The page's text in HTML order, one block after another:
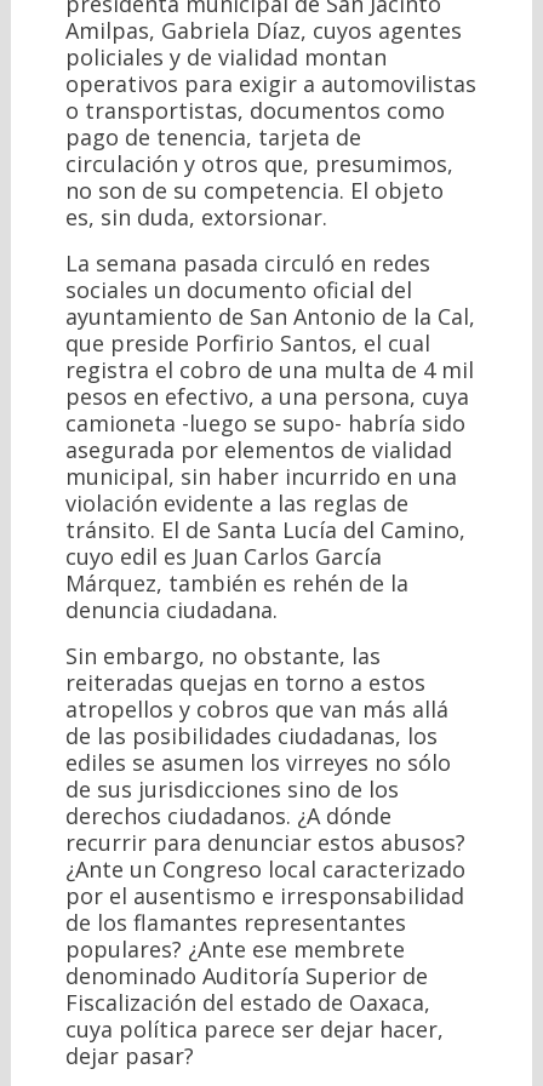
Amilpas, Gabriela Díaz, cuyos agentes
policiales y de vialidad montan
operativos para exigir a automovilistas
o transportistas, documentos como
pago de tenencia, tarjeta de
circulación y otros que, presumimos,
no son de su competencia. El objeto
es, sin duda, extorsionar.
La semana pasada circuló en redes
sociales un documento oficial del
ayuntamiento de San Antonio de la Cal,
que preside Porfirio Santos, el cual
registra el cobro de una multa de 4 mil
pesos en efectivo, a una persona, cuya
camioneta -luego se supo- habría sido
asegurada por elementos de vialidad
municipal, sin haber incurrido en una
violación evidente a las reglas de
tránsito. El de Santa Lucía del Camino,
cuyo edil es Juan Carlos García
Márquez, también es rehén de la
denuncia ciudadana.
Sin embargo, no obstante, las
reiteradas quejas en torno a estos
atropellos y cobros que van más allá
de las posibilidades ciudadanas, los
ediles se asumen los virreyes no sólo
de sus jurisdicciones sino de los
derechos ciudadanos. ¿A dónde
recurrir para denunciar estos abusos?
¿Ante un Congreso local caracterizado
por el ausentismo e irresponsabilidad
de los flamantes representantes
populares? ¿Ante ese membrete
denominado Auditoría Superior de
Fiscalización del estado de Oaxaca,
cuya política parece ser dejar hacer,
dejar pasar?